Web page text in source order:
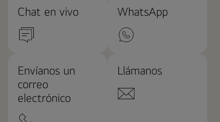
Chat en vivo WhatsApp
Envíanos un
correo
electrónico
Llámanos